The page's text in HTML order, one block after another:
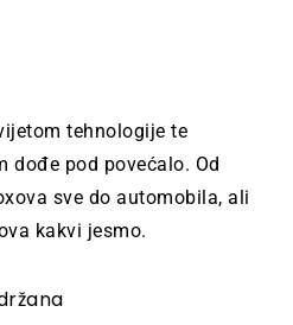
tehnologije te
dođe pod povećalo. Od
sve do automobila, ali
kakvi jesmo.